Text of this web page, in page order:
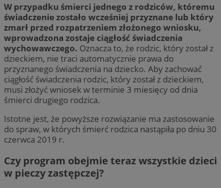
W przypadku śmierci jednego z rodziców, któremu
świadczenie zostało wcześniej przyznane lub który
zmarł przed rozpatrzeniem złożonego wniosku,
wprowadzona zostaje ciągłość świadczenia
wychowawczego. Oznacza to, że rodzic, który został z
dzieckiem, nie traci automatycznie prawa do
przyznanego świadczenia na dziecko. Aby zachować
ciągłość świadczenia rodzic, który został z dzieckiem,
musi złożyć wniosek w terminie 3 miesięcy od dnia
śmierci drugiego rodzica.
Istotne jest, że powyższe rozwiązanie ma zastosowanie
do spraw, w których śmierć rodzica nastąpiła po dniu 30
czerwca 2019 r.
Czy program obejmie teraz wszystkie dzieci
w pieczy zastępczej?